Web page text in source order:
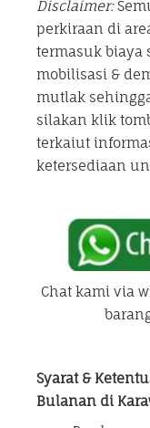
Disclaimer:
perkiraan di
termasuk biaya
mobilisasi &
mutlak
silakan klik
terkaiut
ketersediaan
Chat kami via
Syarat &
Bulanan di